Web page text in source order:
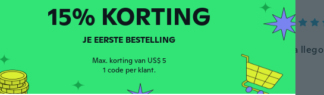
van 2018
llego antes de tiempo y ahora me toca probarlo mucha gracia llego
condiciones muchísima gracia
geleden
15% KORTING
JE EERSTE BESTELLING
Max. korting van US$ 5
1 code per klant.